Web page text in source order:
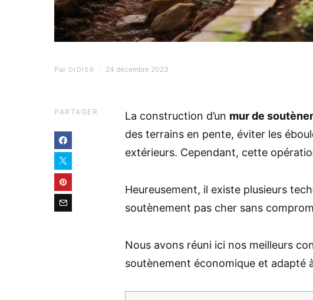
Par DIDIER 24 décembre 2023
PARTAGER La construction d’un mur de
des terrains en pente, éviter les
extérieurs. Cependant, cette
Heureusement, il existe plusieurs
soutènement pas cher sans
Nous avons réuni ici nos meilleurs
soutènement économique et adapté